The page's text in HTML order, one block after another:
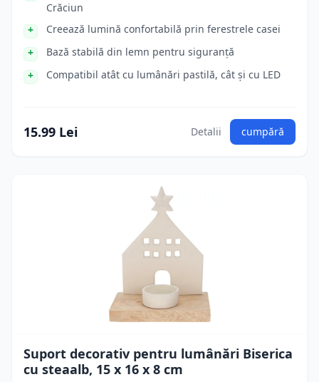
Crăciun
Creează lumină confortabilă prin ferestrele casei
Bază stabilă din lemn pentru siguranță
Compatibil atât cu lumânări pastilă, cât și cu LED
15.99 Lei Detalii cumpără
Suport decorativ pentru lumânări Biserica
cu steaalb, 15 x 16 x 8 cm